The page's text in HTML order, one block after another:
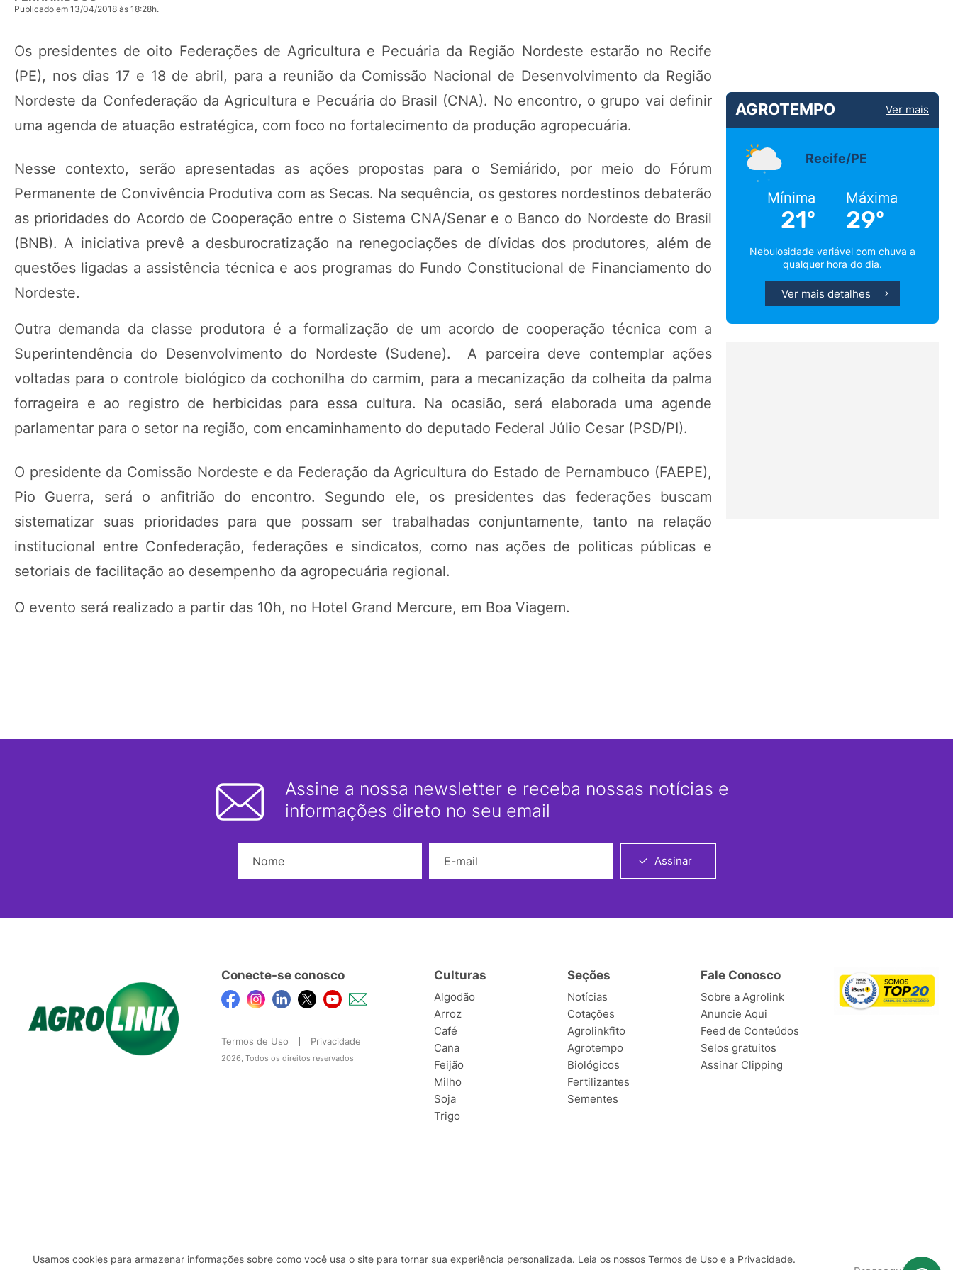
Publicado em 13/04/2018 às 18:28h.
Os presidentes de oito Federações de Agricultura e Pecuária da Região Nordeste estarão no Recife
(PE), nos dias 17 e 18 de abril, para a reunião da Comissão Nacional de Desenvolvimento da Região
Nordeste da Confederação da Agricultura e Pecuária do Brasil (CNA). No encontro, o grupo vai definir
uma agenda de atuação estratégica, com foco no fortalecimento da produção agropecuária.
Nesse contexto, serão apresentadas as ações propostas para o Semiárido, por meio do Fórum
Permanente de Convivência Produtiva com as Secas. Na sequência, os gestores nordestinos debaterão
as prioridades do Acordo de Cooperação entre o Sistema CNA/Senar e o Banco do Nordeste do Brasil
(BNB). A iniciativa prevê a desburocratização na renegociações de dívidas dos produtores, além de
questões ligadas a assistência técnica e aos programas do Fundo Constitucional de Financiamento do
Nordeste.
Outra demanda da classe produtora é a formalização de um acordo de cooperação técnica com a
Superintendência do Desenvolvimento do Nordeste (Sudene). A parceira deve contemplar ações
voltadas para o controle biológico da cochonilha do carmim, para a mecanização da colheita da palma
forrageira e ao registro de herbicidas para essa cultura. Na ocasião, será elaborada uma agende
parlamentar para o setor na região, com encaminhamento do deputado Federal Júlio Cesar (PSD/PI).
O presidente da Comissão Nordeste e da Federação da Agricultura do Estado de Pernambuco (FAEPE),
Pio Guerra, será o anfitrião do encontro. Segundo ele, os presidentes das federações buscam
sistematizar suas prioridades para que possam ser trabalhadas conjuntamente, tanto na relação
institucional entre Confederação, federações e sindicatos, como nas ações de politicas públicas e
setoriais de facilitação ao desempenho da agropecuária regional.
O evento será realizado a partir das 10h, no Hotel Grand Mercure, em Boa Viagem.
AGROTEMPO Ver mais
Recife/PE
Mínima
21º
Máxima
29º
Nebulosidade variável com chuva a
qualquer hora do dia.
Ver mais detalhes
Assine a nossa newsletter e receba nossas notícias e
informações direto no seu email
Assinar
Conecte-se conosco
Termos de Uso Privacidade
2026, Todos os direitos reservados
Culturas
Algodão
Arroz
Café
Cana
Feijão
Milho
Soja
Trigo
Seções
Notícias
Cotações
Agrolinkfito
Agrotempo
Biológicos
Fertilizantes
Sementes
Fale Conosco
Sobre a Agrolink
Anuncie Aqui
Feed de Conteúdos
Selos gratuitos
Assinar Clipping
Usamos cookies para armazenar informações sobre como você usa o site para tornar sua experiência personalizada. Leia os nossos Termos de Uso e a Privacidade.